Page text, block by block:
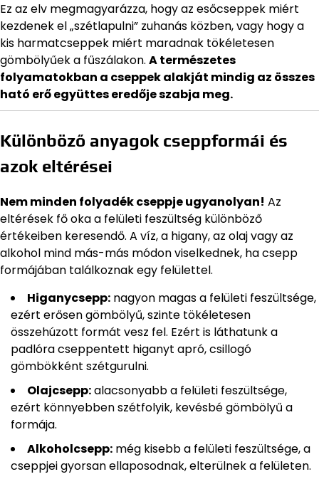
Ez az elv megmagyarázza, hogy az esőcseppek miért
kezdenek el „szétlapulni” zuhanás közben, vagy hogy a
kis harmatcseppek miért maradnak tökéletesen
gömbölyűek a fűszálakon. A természetes
folyamatokban a cseppek alakját mindig az összes
ható erő együttes eredője szabja meg.
Különböző anyagok cseppformái és
azok eltérései
Nem minden folyadék cseppje ugyanolyan! Az
eltérések fő oka a felületi feszültség különböző
értékeiben keresendő. A víz, a higany, az olaj vagy az
alkohol mind más-más módon viselkednek, ha csepp
formájában találkoznak egy felülettel.
Higanycsepp: nagyon magas a felületi feszültsége,
ezért erősen gömbölyű, szinte tökéletesen
összehúzott formát vesz fel. Ezért is láthatunk a
padlóra cseppentett higanyt apró, csillogó
gömbökként szétgurulni.
Olajcsepp:alacsonyabb a felületi feszültsége,
ezért könnyebben szétfolyik, kevésbé gömbölyű a
formája.
Alkoholcsepp: még kisebb a felületi feszültsége, a
cseppjei gyorsan ellaposodnak, elterülnek a felületen.